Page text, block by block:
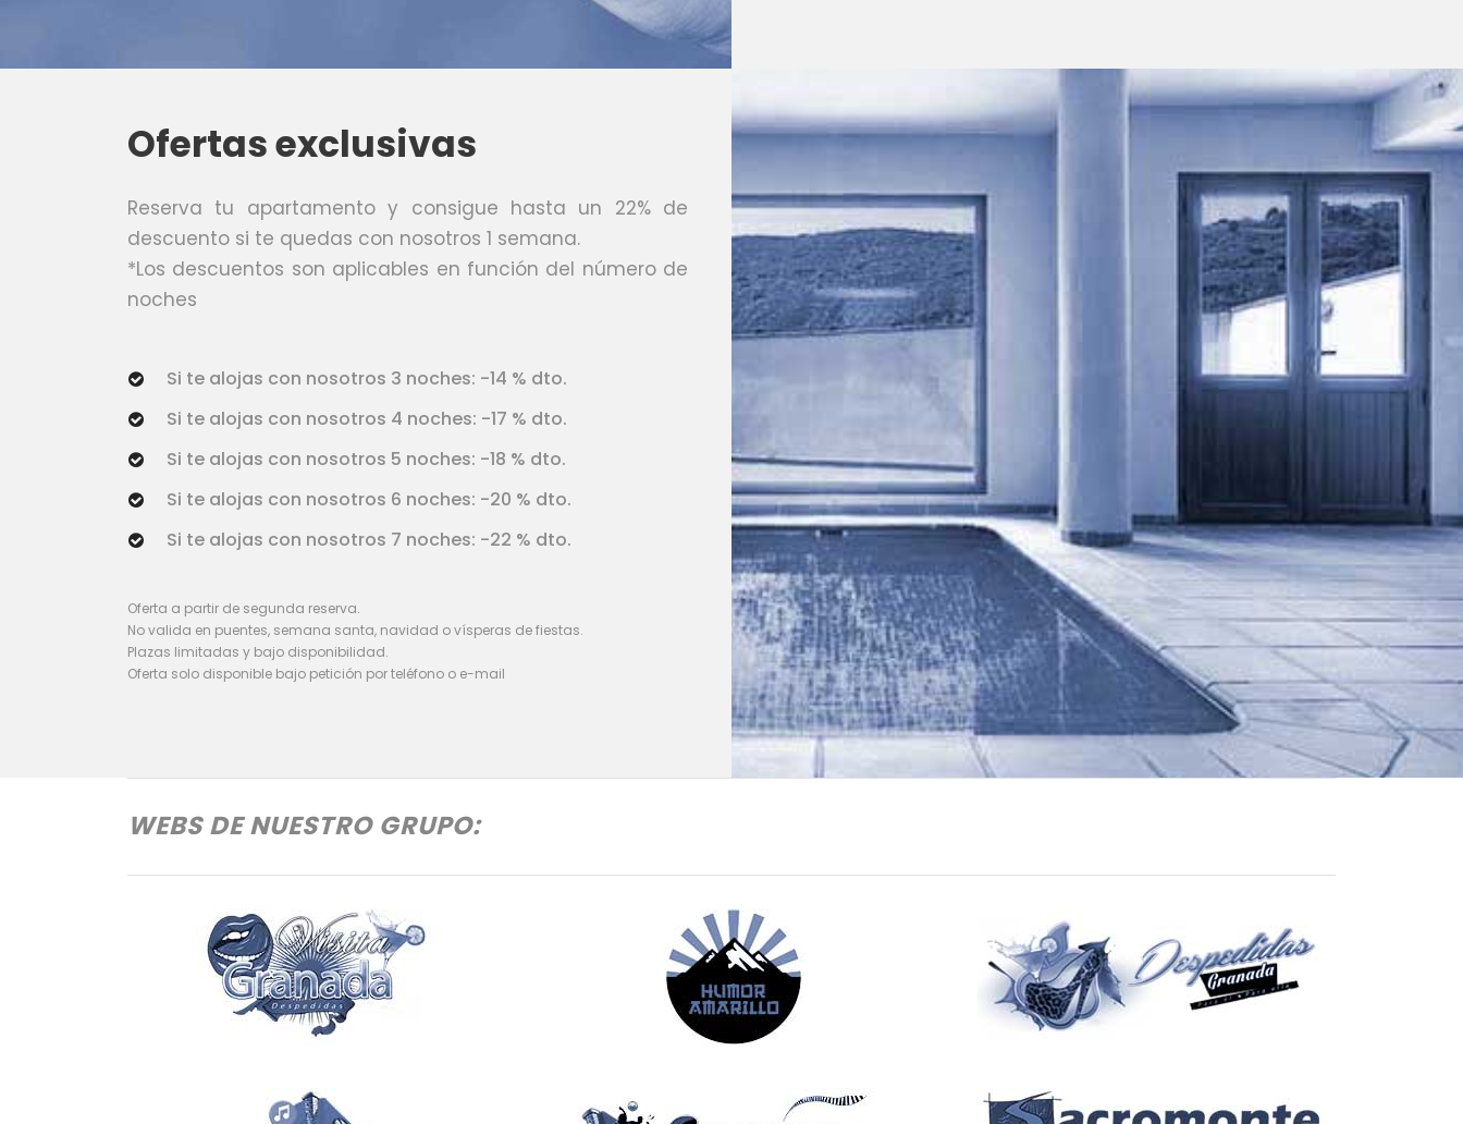
Ofertas exclusivas
Reserva tu apartamento y consigue hasta un 22% de
descuento si te quedas con nosotros 1 semana.
*Los descuentos son aplicables en función del número de
noches
Si te alojas con nosotros 3 noches: -14 % dto.
Si te alojas con nosotros 4 noches: -17 % dto.
Si te alojas con nosotros 5 noches: -18 % dto.
Si te alojas con nosotros 6 noches: -20 % dto.
Si te alojas con nosotros 7 noches: -22 % dto.
Oferta a partir de segunda reserva.
No valida en puentes, semana santa, navidad o vísperas de fiestas.
Plazas limitadas y bajo disponibilidad.
Oferta solo disponible bajo petición por teléfono o e-mail
WEBS DE NUESTRO GRUPO: